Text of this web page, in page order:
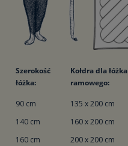
Szerokość
łóżka:
Kołdra dla łóżka
ramowego:
90 cm 135 x 200 cm
140 cm
160 x 200 cm
160 cm
200 x 200 cm